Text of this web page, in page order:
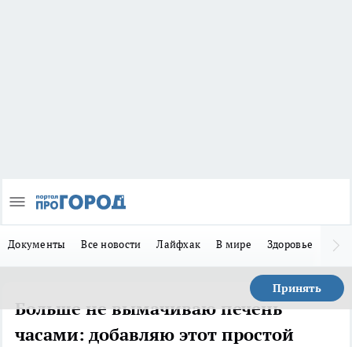
Документы Все новости Лайфхак В мире Здоровье
Принять
Больше не вымачиваю печень
часами: добавляю этот простой